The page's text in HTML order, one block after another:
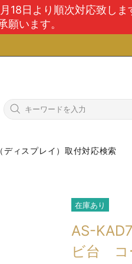
日より順次対応致しま
願います。
ディスプレイ）取付対応検索
在庫あり
AS-
ビ台 コ